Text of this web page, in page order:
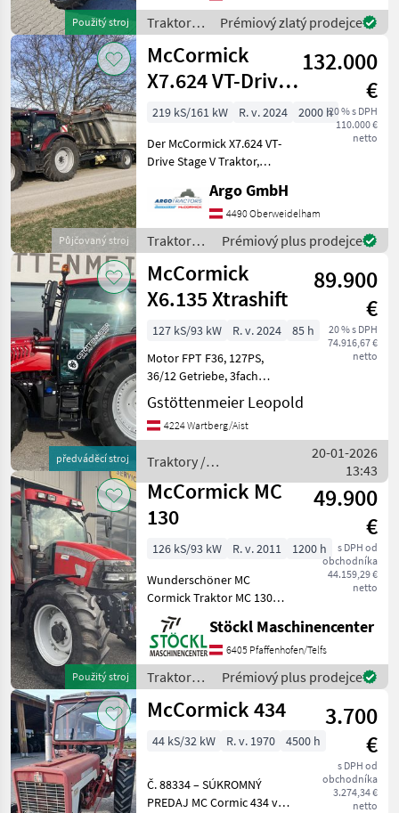
Použitý stroj
s 4-valcovým motorom s
objemom 3, 6 l a vý
Traktory /
McCormick
Prémiový zlatý prodejce
Půjčovaný stroj
McCormick
X7.624 VT-Drive
Stage V
132.000
€
20 % s DPH
110.000 €
netto
219 kS/161 kW R. v. 2024
2000 h
Der McCormick X7.624 VT-
Drive Stage V Traktor,
leistungsstarker und
vielseitiger Standardtraktor,
der speziell für
anspruchsvolle
landwirtschaf
Argo GmbH
4490 Oberweidelham
Traktory /
McCormick
Prémiový plus prodejce
předváděcí stroj
McCormick
X6.135 Xtrashift
89.900
€
20 % s DPH
74.916,67 €
netto
127 kS/93 kW R. v. 2024
85 h
Motor FPT F36, 127PS,
36/12 Getriebe, 3fach
Powershift 40 km/h
Vierradbremse, EHR mit
Zapfwellenautomatik,
110 lt. Loadsensing, 5
Steuerge
Gstöttenmeier Leopold
4224 Wartberg/Aist
Traktory /
McCormick
20-01-2026
13:43
Použitý stroj
McCormick MC
130
49.900
€
s DPH od
obchodníka
44.159,29 €
netto
126 kS/93 kW R. v. 2011
1200 h
Wunderschöner MC
Cormick Traktor MC 130
Allrad, 40 km7H
Ausführung. - 16/16 Gang
Getriebe = 4 Gänge 4
Lastschaltstufen -
Powershuttle - 5x dw
Steuergeräte + dr
Stöckl Maschinencenter
6405 Pfaffenhofen/Telfs
Traktory /
McCormick
Prémiový plus prodejce
McCormick 434
3.700
€
s DPH od
obchodníka
3.274,34 €
netto
44 kS/32 kW R. v. 1970 4500 h
Č. 88334 – SÚKROMNÝ
PREDAJ MC Cormic 434 v